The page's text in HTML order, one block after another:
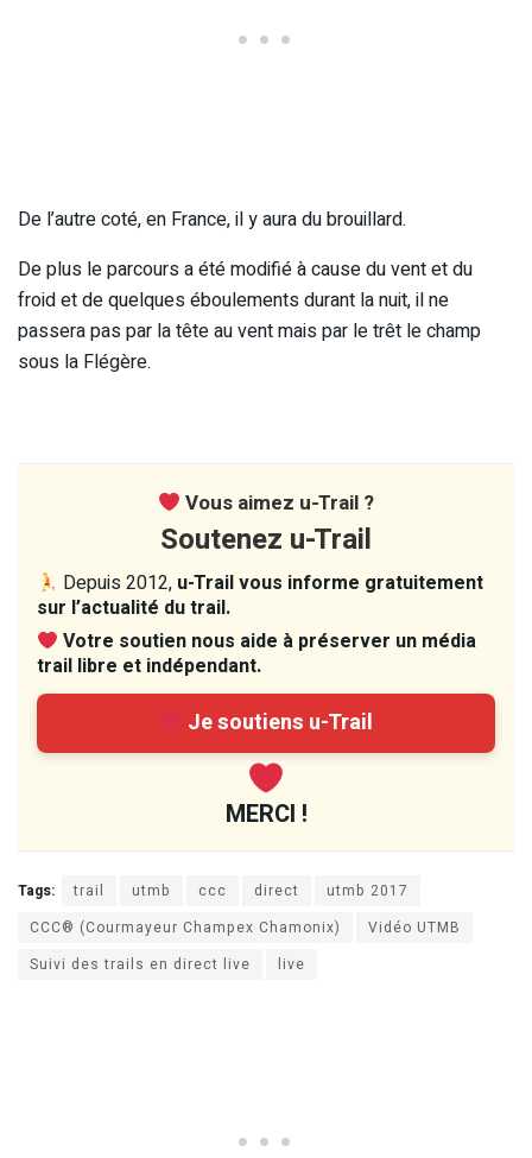
De l’autre coté, en France, il y aura du brouillard.
De plus le parcours a été modifié à cause du vent et du
froid et de quelques éboulements durant la nuit, il ne
passera pas par la tête au vent mais par le trêt le champ
sous la Flégère.
Vous aimez u-Trail ?
Soutenez u-Trail
Depuis 2012, u-Trail vous informe gratuitement
sur l’actualité du trail.
Votre soutien nous aide à préserver un média
trail libre et indépendant.
Je soutiens u-Trail
MERCI !
Tags: trail utmb ccc direct
utmb 2017
CCC® (Courmayeur Champex Chamonix)
Vidéo UTMB
Suivi des trails en direct live
live